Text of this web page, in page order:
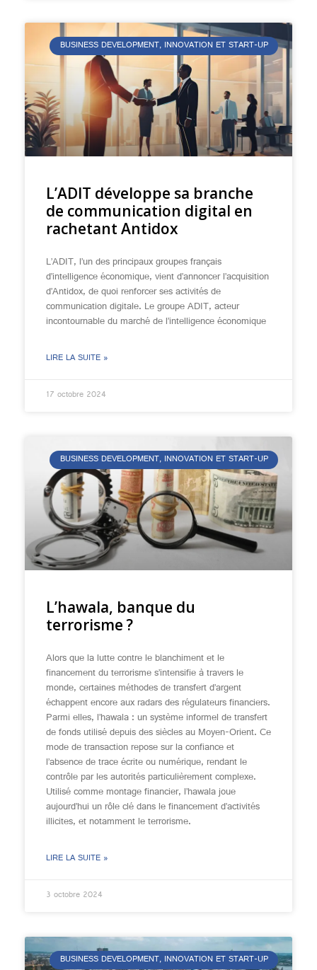
BUSINESS DEVELOPMENT, INNOVATION ET START-UP
L’ADIT développe sa branche
de communication digital en
rachetant Antidox
L’ADIT, l’un des principaux groupes français
d’intelligence économique, vient d’annoncer l’acquisition
d’Antidox, de quoi renforcer ses activités de
communication digitale. Le groupe ADIT, acteur
incontournable du marché de l’intelligence économique
LIRE LA SUITE »
17 octobre 2024
BUSINESS DEVELOPMENT, INNOVATION ET START-UP
L’hawala, banque du
terrorisme ?
Alors que la lutte contre le blanchiment et le
financement du terrorisme s’intensifie à travers le
monde, certaines méthodes de transfert d’argent
échappent encore aux radars des régulateurs financiers.
Parmi elles, l’hawala : un système informel de transfert
de fonds utilisé depuis des siècles au Moyen-Orient. Ce
mode de transaction repose sur la confiance et
l’absence de trace écrite ou numérique, rendant le
contrôle par les autorités particulièrement complexe.
Utilisé comme montage financier, l’hawala joue
aujourd’hui un rôle clé dans le financement d’activités
illicites, et notamment le terrorisme.
LIRE LA SUITE »
3 octobre 2024
BUSINESS DEVELOPMENT, INNOVATION ET START-UP